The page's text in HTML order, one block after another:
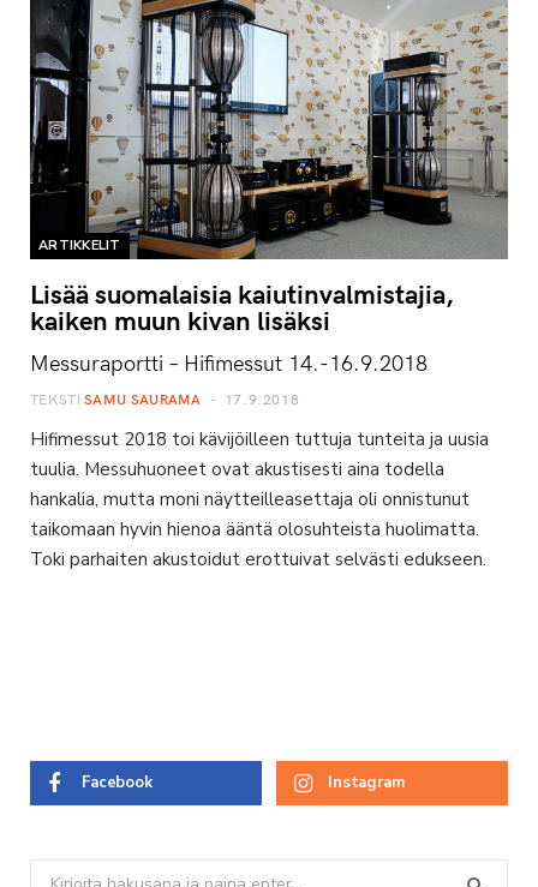
ARTIKKELIT
Lisää suomalaisia kaiutinvalmistajia,
kaiken muun kivan lisäksi
Messuraportti – Hifimessut 14.-16.9.2018
TEKSTI SAMU SAURAMA 17.9.2018
Hifimessut 2018 toi kävijöilleen tuttuja tunteita ja uusia
tuulia. Messuhuoneet ovat akustisesti aina todella
hankalia, mutta moni näytteilleasettaja oli onnistunut
taikomaan hyvin hienoa ääntä olosuhteista huolimatta.
Toki parhaiten akustoidut erottuivat selvästi edukseen.
Facebook Instagram
Search